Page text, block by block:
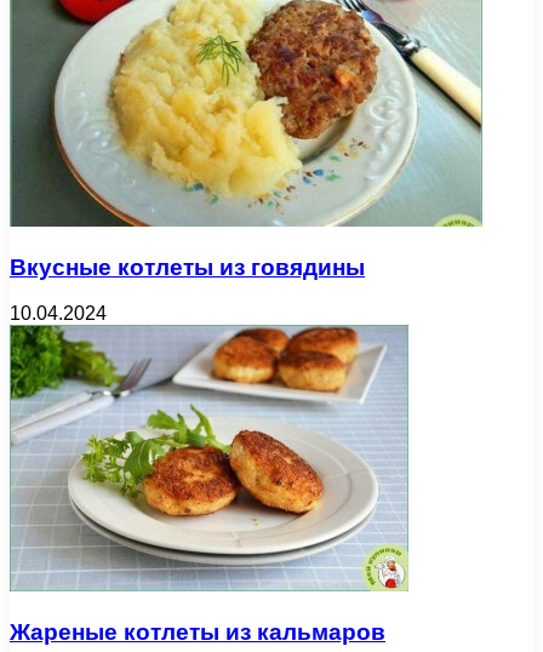
Вкусные котлеты из говядины
10.04.2024
Жареные котлеты из кальмаров